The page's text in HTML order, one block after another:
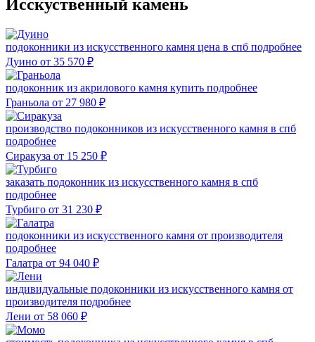
Исскуственный камень
подоконники из искусственного камня цена в спб подробнее
Дуино от 35 570 ₽
подоконник из акрилового камня купить подробнее
Граньола от 27 980 ₽
производство подоконников из искусственного камня в спб
подробнее
Сиракуза от 15 250 ₽
заказать подоконник из искусственного камня в спб
подробнее
Турбиго от 31 230 ₽
подоконники из искусственного камня от производителя
подробнее
Галатра от 94 040 ₽
индивидуальные подоконники из искусственного камня от
производителя подробнее
Лени от 58 060 ₽